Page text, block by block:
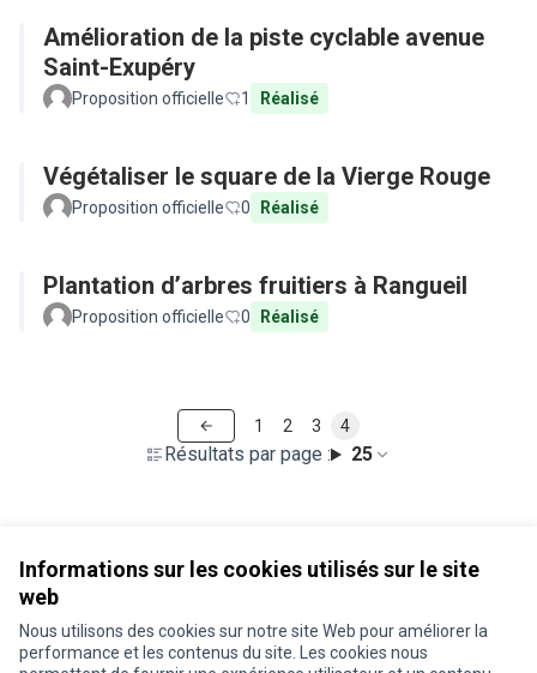
Informations sur les cookies utilisés sur le site
web
Nous utilisons des cookies sur notre site Web pour améliorer la
performance et les contenus du site. Les cookies nous
Amélioration de la piste cyclable avenue
Saint-Exupéry
Proposition officielle 1 Réalisé
Végétaliser le square de la Vierge Rouge
Proposition officielle 0 Réalisé
Plantation d’arbres fruitiers à Rangueil
Proposition officielle 0 Réalisé
Résultats par page : 25
1 2 3 4
Conditions d'utilisation
Paramètres des cookies